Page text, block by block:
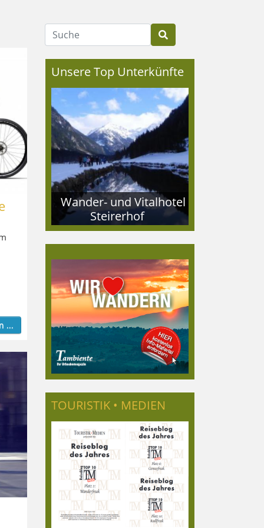
...
Suche
Unsere Top Unterkünfte
Wander- und Vitalhotel
Steirerhof
TOURISTIK • MEDIEN